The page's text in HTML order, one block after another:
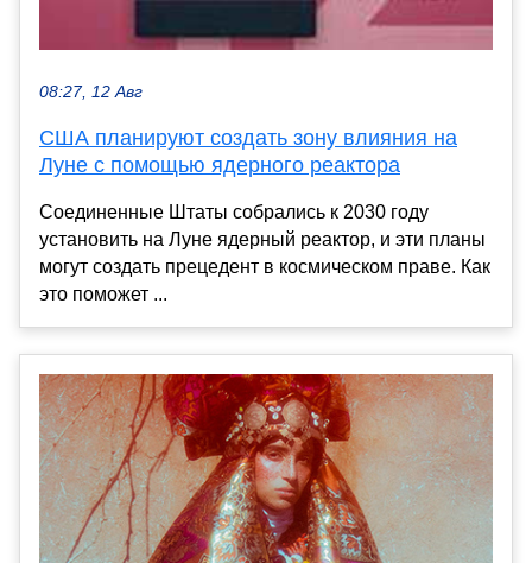
08:27, 12 Авг
США планируют создать зону влияния на
Луне с помощью ядерного реактора
Соединенные Штаты собрались к 2030 году
установить на Луне ядерный реактор, и эти планы
могут создать прецедент в космическом праве. Как
это поможет ...